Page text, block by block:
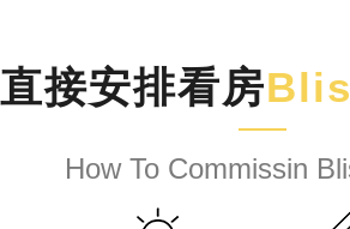
直接安排看房
How To Commissin